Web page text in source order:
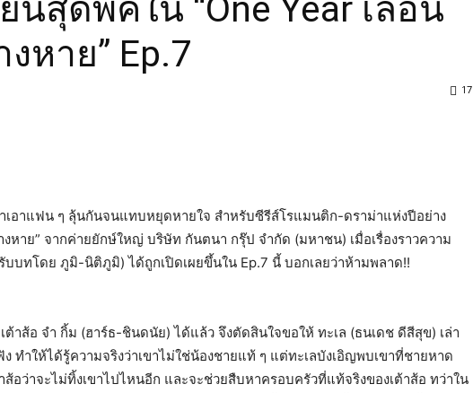
นสุดพีคใน “One Year เลือน
หาย” Ep.7
17
เอาแฟน ๆ ลุ้นกันจนแทบหยุดหายใจ สำหรับซีรีส์โรแมนติก-ดราม่าแห่งปีอย่าง
งหาย” จากค่ายยักษ์ใหญ่ บริษัท กันตนา กรุ๊ป จำกัด (มหาชน) เมื่อเรื่องราวความ
บบทโดย ภูมิ-นิติภูมิ) ได้ถูกเปิดเผยขึ้นใน Ep.7 นี้ บอกเลยว่าห้ามพลาด!!
ต้าส้อ จำ กิ้ม (ฮาร์ธ-ชินดนัย) ได้แล้ว จึงตัดสินใจขอให้ ทะเล (ธนเดช ดีสีสุข) เล่า
ง ทำให้ได้รู้ความจริงว่าเขาไม่ใช่น้องชายแท้ ๆ แต่ทะเลบังเอิญพบเขาที่ชายหาด
อว่าจะไม่ทิ้งเขาไปไหนอีก และจะช่วยสืบหาครอบครัวที่แท้จริงของเต้าส้อ ทว่าใน